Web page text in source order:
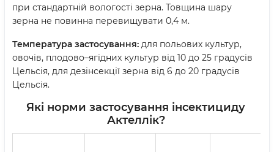
при стандартній вологості зерна. Товщина шару
зерна не повинна перевищувати 0,4 м.
Температура застосування: для польових культур,
овочів, плодово–ягідних культур від 10 до 25 градусів
Цельсія, для дезінсекції зерна від 6 до 20 градусів
Цельсія.
Які норми застосування інсектициду
Актеллік?